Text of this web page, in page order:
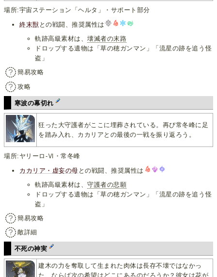
場所:宇宙ステーション「ヘルタ」・サポート部分
終末獣 との戦闘、推奨属性は
軌跡高級素材は、壊滅者の末路
ドロップする遺物は「草の穂ガンマン」「流星の跡を追う怪
盗」
簡易攻略
攻略
寒波の幕切れ
狂った大守護者がここに埋葬されている。再び常冬峰に足
を踏み入れ、カカリアとの最後の一戦を振り返ろう。
場所:ヤリーロ-Ⅵ・常冬峰
カカリア・虚妄の母 との戦闘、推奨属性は
軌跡高級素材は、守護者の悲願
ドロップする遺物は「草の穂ガンマン」「流星の跡を追う怪
盗」
簡易攻略
敵詳細
不死の神実
建木の力を奪取して生まれた肉体は長存不壊ではなかっ
た、ならば次の希望はどこにあるのだろうか？彼女は花が